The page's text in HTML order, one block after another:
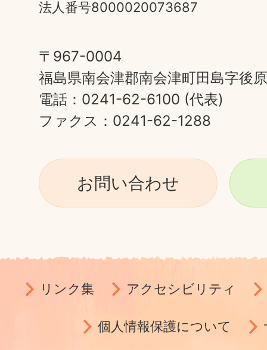
法人番号8000020073687
〒967-0004
福島県南会津郡南会津町田島字後
電話：0241-62-6100 (代表)
ファクス：0241-62-1288
お問い合わせ
リンク集 アクセシビリティ
個人情報保護について